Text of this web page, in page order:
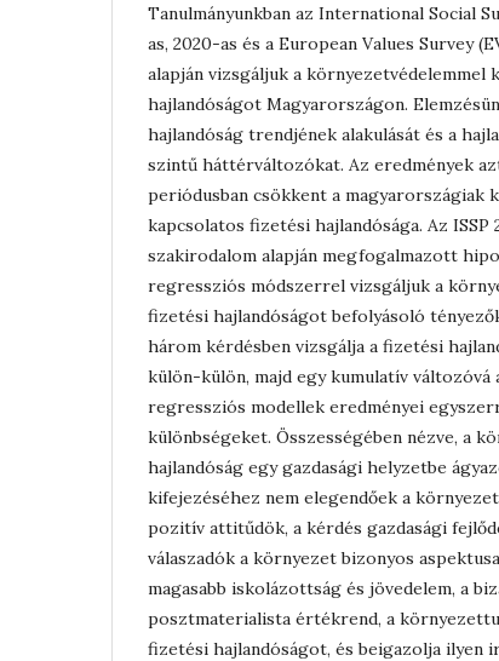
Tanulmányunkban az International Social
as, 2020-as és a European Values Survey
alapján vizsgáljuk a környezetvédelemmel
hajlandóságot Magyarországon.
hajlandóság trendjének alakulását és a
szintű háttérváltozókat. Az eredmények
periódusban csökkent a magyarországiak
kapcsolatos fizetési hajlandósága. Az ISSP
szakirodalom alapján megfogalmazott
regressziós módszerrel vizsgáljuk a
fizetési hajlandóságot befolyásoló
három kérdésben vizsgálja a fizetési
külön-külön, majd egy kumulatív változóvá
regressziós modellek eredményei
különbségeket. Összességében nézve, a
hajlandóság egy gazdasági helyzetbe
kifejezéséhez nem elegendőek a
pozitív attitűdök, a kérdés gazdasági
válaszadók a környezet bizonyos
magasabb iskolázottság és jövedelem, a
posztmaterialista értékrend, a
fizetési hajlandóságot, és beigazolja ilyen